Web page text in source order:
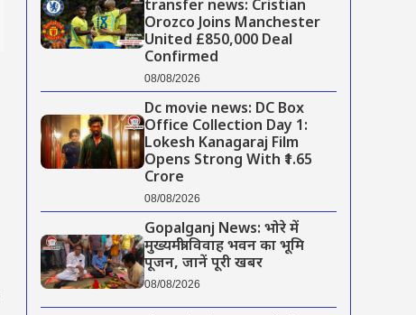
transfer news: Cristian
Orozco Joins Manchester
United £850,000 Deal
Confirmed
08/08/2026
Dc movie news: DC Box
Office Collection Day 1:
Lokesh Kanagaraj Film
Opens Strong With ₹1.65
Crore
08/08/2026
Gopalganj News: भोरे में
मुख्यमंत्री विवाह भवन का भूमि
पूजन, जानें पूरी खबर
08/08/2026